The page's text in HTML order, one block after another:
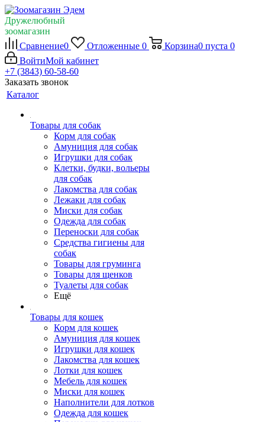
Дружелюбный
зоомагазин
Сравнение0 Отложенные 0 Корзина0 пуста 0
ВойтиМой кабинет
+7 (3843) 60-58-60
Заказать звонок
Каталог
Товары для собак
Корм для собак
Амуниция для собак
Игрушки для собак
Клетки, будки, вольеры
для собак
Лакомства для собак
Лежаки для собак
Миски для собак
Одежда для собак
Переноски для собак
Средства гигиены для
собак
Товары для груминга
Товары для щенков
Туалеты для собак
Ещё
Товары для кошек
Корм для кошек
Амуниция для кошек
Игрушки для кошек
Лакомства для кошек
Лотки для кошек
Мебель для кошек
Миски для кошек
Наполнители для лотков
Одежда для кошек